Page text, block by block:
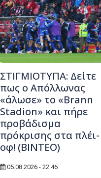
ΣΤΙΓΜΙΟΤΥΠΑ: Δείτε
πως ο Απόλλωνας
«άλωσε» το «Brann
Stadion» και πήρε
προβάδισμα
πρόκρισης στα πλέι-
οφ! (ΒΙΝΤΕΟ)
05.08.2026 - 22:46